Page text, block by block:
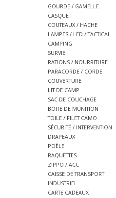
GOURDE / GAMELLE
CASQUE
COUTEAUX / HACHE
LAMPES / LED / TACTICAL
CAMPING
SURVIE
RATIONS / NOURRITURE
PARACORDE / CORDE
COUVERTURE
LIT DE CAMP
SAC DE COUCHAGE
BOITE DE MUNITION
TOILE / FILET CAMO
SÉCURITÉ / INTERVENTION
DRAPEAUX
POËLE
RAQUETTES
ZIPPO / ACC
CAISSE DE TRANSPORT
INDUSTRIEL
CARTE CADEAUX